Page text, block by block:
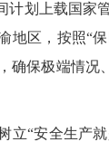
划上载国家
地区，按照“
确保极端情况
“安全生产就